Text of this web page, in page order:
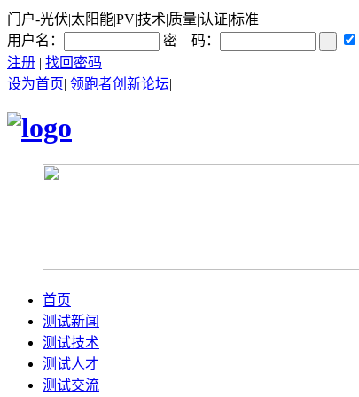
门户-光伏|太阳能|PV|技术|质量|认证|标准
用户名：
密 码：
注册 | 找回密码
设为首页| 领跑者创新论坛|
首页
测试新闻
测试技术
测试人才
测试交流